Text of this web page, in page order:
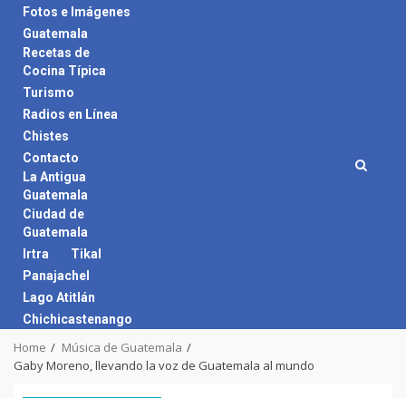
content
Fotos e Imágenes
Guatemala
Recetas de
Cocina Típica
Turismo
Radios en Línea
Chistes
Contacto
La Antigua
Guatemala
Ciudad de
Guatemala
Irtra
Tikal
Panajachel
Lago Atitlán
Chichicastenango
Home
Música de Guatemala
Gaby Moreno, llevando la voz de Guatemala al mundo